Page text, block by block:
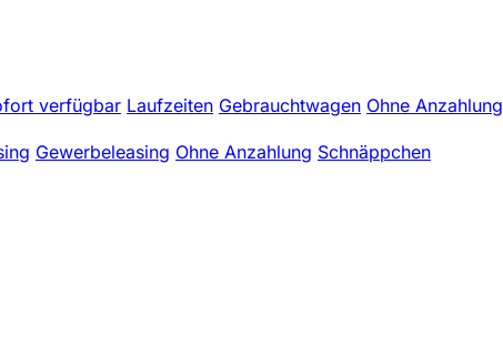
verfügbar Laufzeiten Gebrauchtwagen Ohne Anzahlung
Gewerbeleasing Ohne Anzahlung Schnäppchen